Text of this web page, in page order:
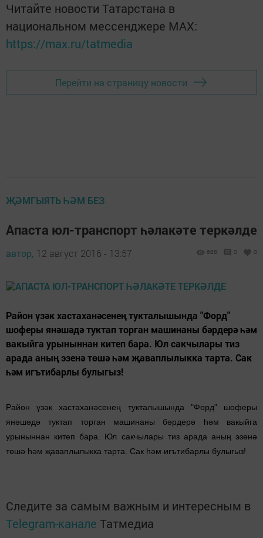
Читайте новости Татарстана в
национальном мессенджере MАХ:
https://max.ru/tatmedia
Перейти на страницу новости
ҖӘМГЫЯТЬ ҺӘМ БЕЗ
Апаста юл-транспорт һәлакәте теркәлде
автор, 12 август 2016 - 13:57 688 0 0
Район үзәк хастаханәсенең тукталышында "Форд"
шоферы янәшәдә туктап торган машинаны бәрдерә һәм
вакыйга урыныннан китеп бара. Юл сакчылары тиз
арада аның эзенә төшә һәм җаваплылыкка тарта. Сак
һәм игътибарлы булыгыз!
Район үзәк хастаханәсенең тукталышында "Форд" шоферы
янәшәдә туктап торган машинаны бәрдерә һәм вакыйга
урыныннан китеп бара. Юл сакчылары тиз арада аның эзенә
төшә һәм җаваплылыкка тарта. Сак һәм игътибарлы булыгыз!
Следите за самым важным и интересным в
Telegram-канале Татмедиа